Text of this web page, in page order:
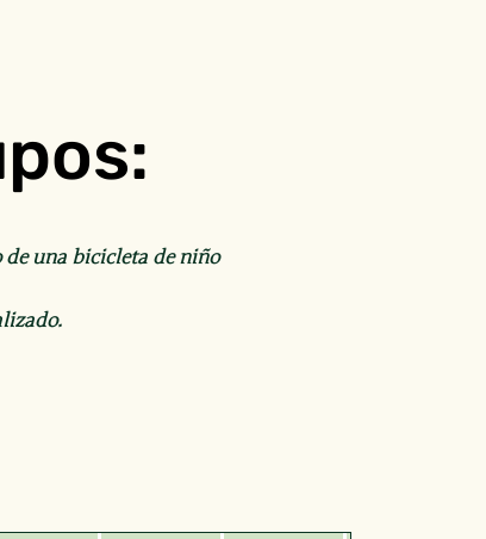
una bicicleta de niño